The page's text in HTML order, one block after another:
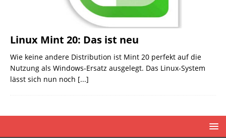
Linux Mint 20: Das ist neu
Wie keine andere Distribution ist Mint 20 perfekt auf die
Nutzung als Windows-Ersatz ausgelegt. Das Linux-System
lässt sich nun noch [...]